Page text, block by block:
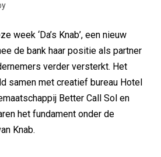
week ‘Da’s Knab’, een nieuw
de bank haar positie als partner
verder versterkt. Het
samen met creatief bureau Hotel
Better Call Sol en
het fundament onder de
Knab.